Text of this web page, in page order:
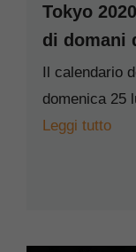
Tokyo
di domani
Il calendario
domenica 25
Leggi tutto